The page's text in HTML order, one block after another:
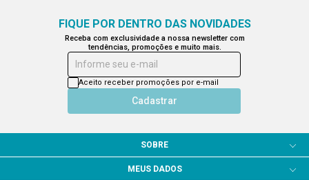
FIQUE POR DENTRO DAS NOVIDADES
Receba com exclusividade a nossa newsletter com
tendências, promoções e muito mais.
Informe seu e-mail
Cadastrar
Aceito receber promoções por e-mail
SOBRE
MEUS DADOS